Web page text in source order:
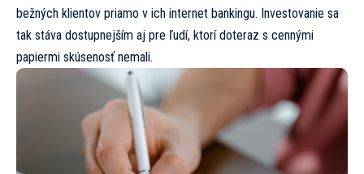
bežných klientov priamo v ich internet bankingu. Investovanie sa
tak stáva dostupnejším aj pre ľudí, ktorí doteraz s cennými
papiermi skúsenosť nemali.